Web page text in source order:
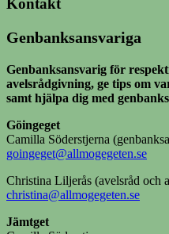
Kontakt
Genbanksansvariga
Genbanksansvarig för
avelsrådgivning, ge tips om
samt hjälpa dig med
Göingeget
Camilla Söderstjerna
goingeget@allmogegeten.se
Christina Liljerås (avelsråd och
christina@allmogegeten.se
Jämtget